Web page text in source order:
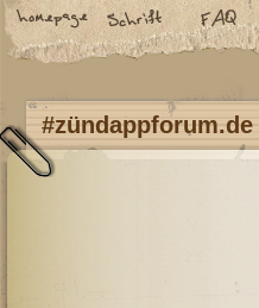
#zündappforum.de